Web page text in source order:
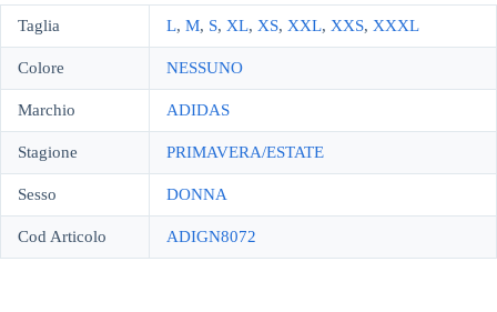
Taglia L, M, S, XL, XS, XXL, XXS, XXXL
Colore NESSUNO
Marchio ADIDAS
Stagione PRIMAVERA/ESTATE
Sesso DONNA
Cod Articolo ADIGN8072